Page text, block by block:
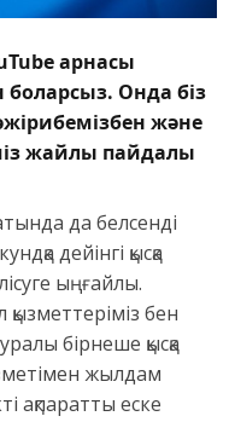
арнасы
боларсыз. Онда біз
және
жайлы пайдалы
да белсенді
дейінгі қысқа
ыңғайлы.
қызметтеріміз бен
бірнеше қысқа
жылдам
ақпаратты еске